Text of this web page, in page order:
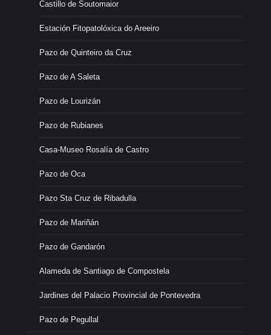
Castillo de Soutomaior
Estación Fitopatolóxica do Areeiro
Pazo de Quinteiro da Cruz
Pazo de A Saleta
Pazo de Lourizán
Pazo de Rubianes
Casa-Museo Rosalía de Castro
Pazo de Oca
Pazo Sta Cruz de Ribadulla
Pazo de Mariñán
Pazo de Gandarón
Alameda de Santiago de Compostela
Jardines del Palacio Provincial de Pontevedra
Pazo de Pegullal